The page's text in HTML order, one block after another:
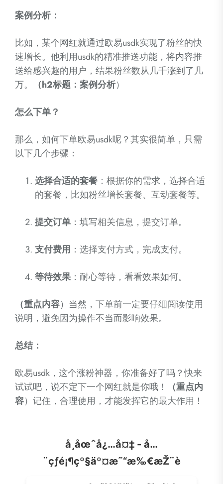
案例分析：
比如，某个网红就通过欧易usdk实现了粉丝的快
速增长。他利用usdk的精准推送功能，将内容推
送给感兴趣的用户，结果粉丝数从几千涨到了几
万。
（h2标题：案例分析）
怎么下单？
那么，如何下单欧易usdk呢？其实很简单，只需
以下几个步骤：
选择合适的套餐 ：根据你的需求，选择合适
的套餐，比如粉丝增长套餐、互动套餐等。
提交订单 ：填写相关信息，提交订单。
支付费用 ：选择支付方式，完成支付。
等待效果 ：耐心等待，看看效果如何。
（重点内容）当然，下单前一定要仔细阅读使用
说明，避免因为操作不当而影响效果。
总结：
欧易usdk，这个涨粉神器，你准备好了吗？快来
试试吧，说不定下一个网红就是你哦！
（重点内
容）记住，合理使用，才能发挥它的最大作用！